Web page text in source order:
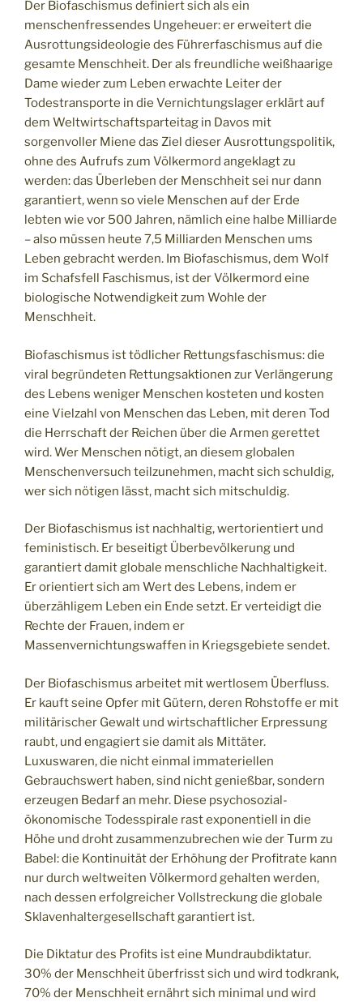
Der Biofaschismus definiert sich als ein
menschenfressendes Ungeheuer: er erweitert die
Ausrottungsideologie des Führerfaschismus auf die
gesamte Menschheit. Der als freundliche weißhaarige
Dame wieder zum Leben erwachte Leiter der
Todestransporte in die Vernichtungslager erklärt auf
dem Weltwirtschaftsparteitag in Davos mit
sorgenvoller Miene das Ziel dieser Ausrottungspolitik,
ohne des Aufrufs zum Völkermord angeklagt zu
werden: das Überleben der Menschheit sei nur dann
garantiert, wenn so viele Menschen auf der Erde
lebten wie vor 500 Jahren, nämlich eine halbe Milliarde
– also müssen heute 7,5 Milliarden Menschen ums
Leben gebracht werden. Im Biofaschismus, dem Wolf
im Schafsfell Faschismus, ist der Völkermord eine
biologische Notwendigkeit zum Wohle der
Menschheit.
Biofaschismus ist tödlicher Rettungsfaschismus: die
viral begründeten Rettungsaktionen zur Verlängerung
des Lebens weniger Menschen kosteten und kosten
eine Vielzahl von Menschen das Leben, mit deren Tod
die Herrschaft der Reichen über die Armen gerettet
wird. Wer Menschen nötigt, an diesem globalen
Menschenversuch teilzunehmen, macht sich schuldig,
wer sich nötigen lässt, macht sich mitschuldig.
Der Biofaschismus ist nachhaltig, wertorientiert und
feministisch. Er beseitigt Überbevölkerung und
garantiert damit globale menschliche Nachhaltigkeit.
Er orientiert sich am Wert des Lebens, indem er
überzähligem Leben ein Ende setzt. Er verteidigt die
Rechte der Frauen, indem er
Massenvernichtungswaffen in Kriegsgebiete sendet.
Der Biofaschismus arbeitet mit wertlosem Überfluss.
Er kauft seine Opfer mit Gütern, deren Rohstoffe er mit
militärischer Gewalt und wirtschaftlicher Erpressung
raubt, und engagiert sie damit als Mittäter.
Luxuswaren, die nicht einmal immateriellen
Gebrauchswert haben, sind nicht genießbar, sondern
erzeugen Bedarf an mehr. Diese psychosozial-
ökonomische Todesspirale rast exponentiell in die
Höhe und droht zusammenzubrechen wie der Turm zu
Babel: die Kontinuität der Erhöhung der Profitrate kann
nur durch weltweiten Völkermord gehalten werden,
nach dessen erfolgreicher Vollstreckung die globale
Sklavenhaltergesellschaft garantiert ist.
Die Diktatur des Profits ist eine Mundraubdiktatur.
30% der Menschheit überfrisst sich und wird todkrank,
70% der Menschheit ernährt sich minimal und wird